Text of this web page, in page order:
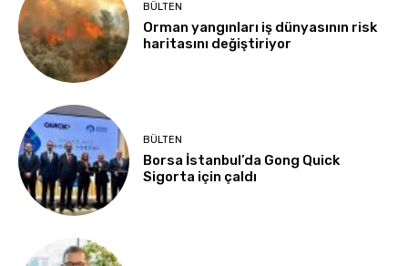
BÜLTEN
Orman yangınları iş dünyasının risk
haritasını değiştiriyor
BÜLTEN
Borsa İstanbul’da Gong Quick
Sigorta için çaldı